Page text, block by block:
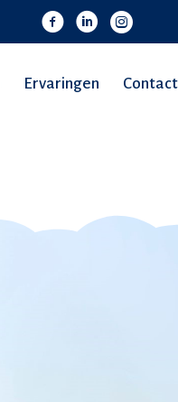
Ervaringen Contact